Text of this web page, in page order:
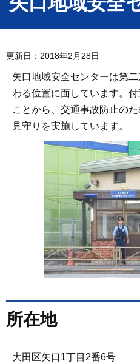
更新日：2018年2月28日
矢口地域安全センターは第
わる位置に面しています。
ことから、交通事故防止の
見守りを実施しています。
所在地
大田区矢口1丁目2番6号